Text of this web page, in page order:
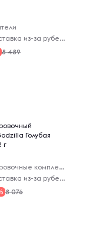
Virelle - доставка из-за рубежа
8 489
Голубая
г
Предтренировочные комплексы
Virelle - доставка из-за рубежа
8 076